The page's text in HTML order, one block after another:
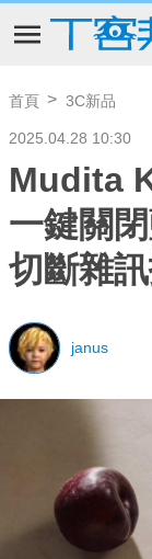
首頁 3C新品
2025.04.28 10:30
Mudita
一鍵關
切斷雜
janus